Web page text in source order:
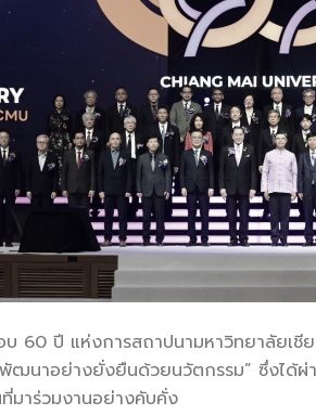
ปี แห่งการสถาปนามหาวิทยาลัยเชี
ฒนาอย่างยั่งยืนด้วยนวัตกรรม” ซึ่งได้
ที่มาร่วมงานอย่างคับคั่ง